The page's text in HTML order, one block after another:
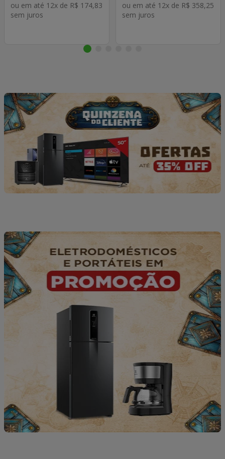
ou em até 12x de R$ 174,83
sem juros
ou em até 12x de R$ 358,25
sem juros